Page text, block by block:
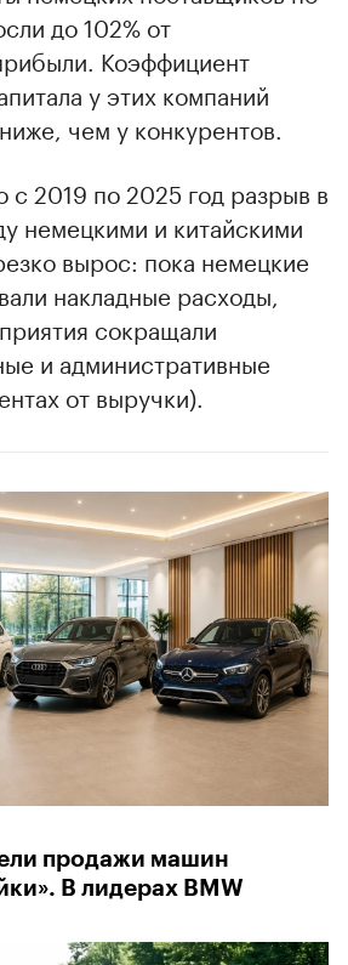
до 102% от
Коэффициент
у этих компаний
чем у конкурентов.
с 2019 по 2025 год разрыв в
немецкими и китайскими
вырос: пока немецкие
накладные расходы,
сокращали
и административные
от выручки).
продажи машин
В лидерах BMW